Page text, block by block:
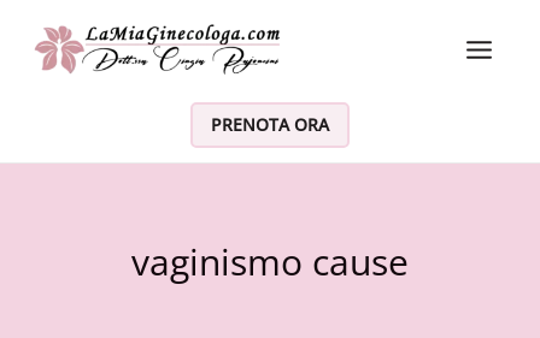
Vai al contenuto
PRENOTA ORA
vaginismo cause